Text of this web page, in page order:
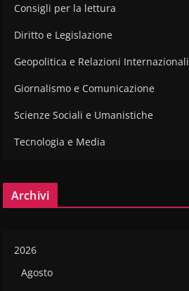
Consigli per la lettura
Diritto e Legislazione
Geopolitica e Relazioni Internazionali
Giornalismo e Comunicazione
Scienze Sociali e Umanistiche
Tecnologia e Media
Archivi
2026
Agosto